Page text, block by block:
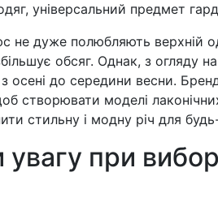
універсальний предмет
не дуже полюбляють верхній
обсяг. Однак, з огляду
з осені до середини весни.
створювати моделі
стильну і модну річ для
при